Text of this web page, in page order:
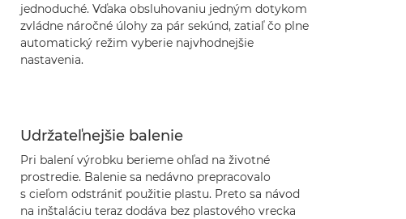
jednoduché. Vďaka obsluhovaniu jedným dotykom
zvládne náročné úlohy za pár sekúnd, zatiaľ čo plne
automatický režim vyberie najvhodnejšie
nastavenia.
Udržateľnejšie balenie
Pri balení výrobku berieme ohľad na životné
prostredie. Balenie sa nedávno prepracovalo
s cieľom odstrániť použitie plastu. Preto sa návod
na inštaláciu teraz dodáva bez plastového vrecka